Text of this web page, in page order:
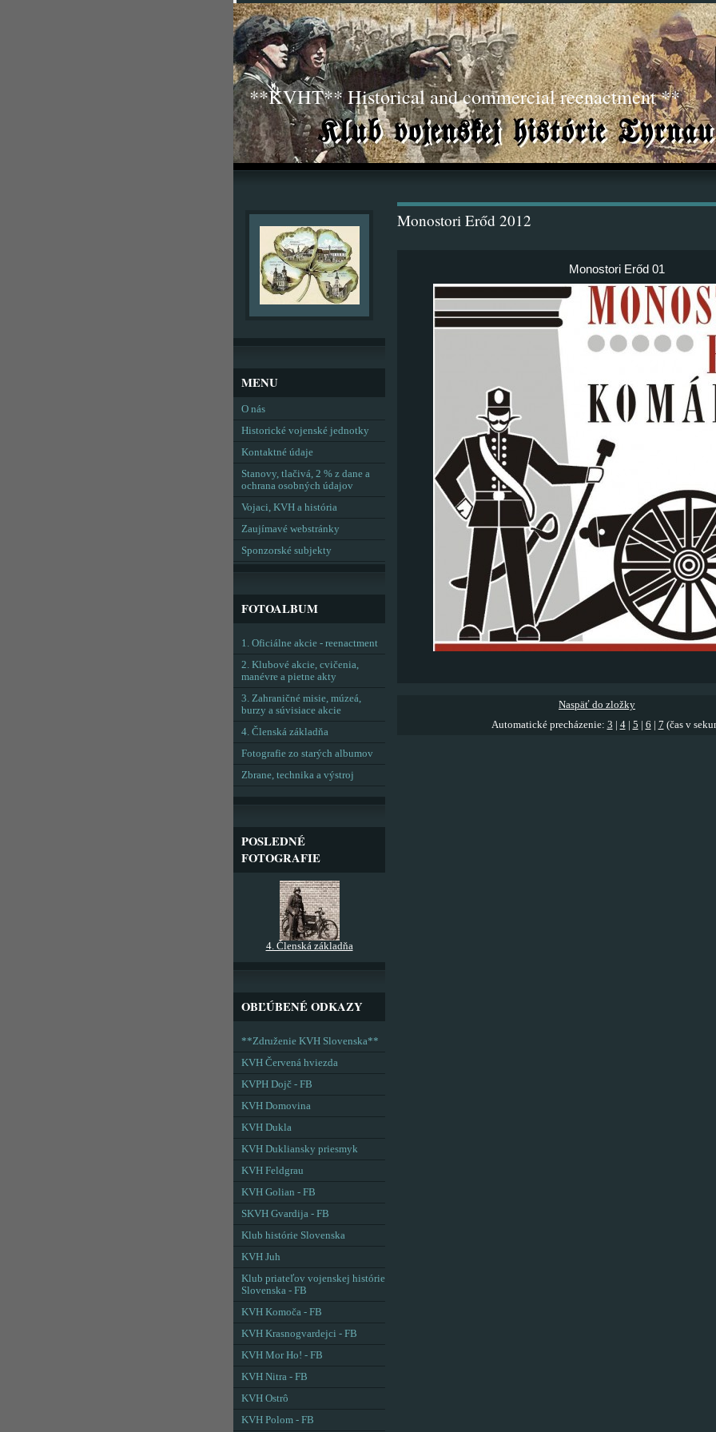
**KVHT** Historical and commercial reenactment **
Monostori Erőd 2012
Monostori Erőd 01
Naspäť do zložky
Automatické precházenie: 3 4| 5 6 7 (čas v
MENU
O nás
Historické vojenské jednotky
Kontaktné údaje
Stanovy, tlačivá, 2 % z dane a
ochrana osobných údajov
Vojaci, KVH a história
Zaujímavé webstránky
Sponzorské subjekty
FOTOALBUM
1. Oficiálne akcie - reenactment
2. Klubové akcie, cvičenia,
manévre a pietne akty
3. Zahraničné misie, múzeá,
burzy a súvisiace akcie
4. Členská základňa
Fotografie zo starých albumov
Zbrane, technika a výstroj
POSLEDNÉ
FOTOGRAFIE
4. Členská základňa
OBĽÚBENÉ ODKAZY
**Združenie KVH Slovenska**
KVH Červená hviezda
KVPH Dojč - FB
KVH Domovina
KVH Dukla
KVH Dukliansky priesmyk
KVH Feldgrau
KVH Golian - FB
SKVH Gvardija - FB
Klub histórie Slovenska
KVH Juh
Klub priateľov vojenskej histórie
Slovenska - FB
KVH Komoča - FB
KVH Krasnogvardejci - FB
KVH Mor Ho! - FB
KVH Nitra - FB
KVH Ostrô
KVH Polom - FB